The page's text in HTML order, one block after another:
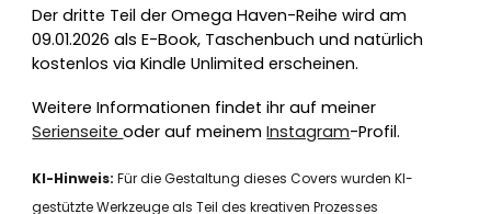
Der dritte Teil der Omega Haven-Reihe wird am
09.01.2026 als E-Book, Taschenbuch und natürlich
kostenlos via Kindle Unlimited erscheinen.
Weitere Informationen findet ihr auf meiner
Serienseiteoder auf meinemInstagram-Profil.
KI-Hinweis:Für die Gestaltung dieses Covers wurden KI-
gestützte Werkzeuge als Teil des kreativen Prozesses